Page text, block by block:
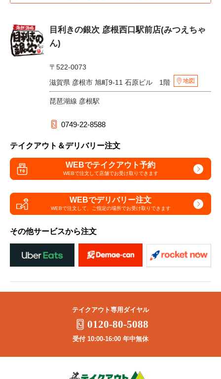
目利きの銀次 彦根西口駅前店(みつえちゃ
ん)
〒522-0073
滋賀県 彦根市 旭町9-11 石原ビル 1階
地図
琵琶湖線 彦根駅
0749-22-8588
テイクアウト＆デリバリー注文
WEBでテイクアウト予約
WEBで注文して店舗でお受け取りできます
WEBでデリバリー注文
WEBで注文して、 ご指定の場所でお受け取りできます
その他サービスから注文
テイクアウト専用ダイヤル
0120-80-5088
受付 10:00-16:00 年中無休